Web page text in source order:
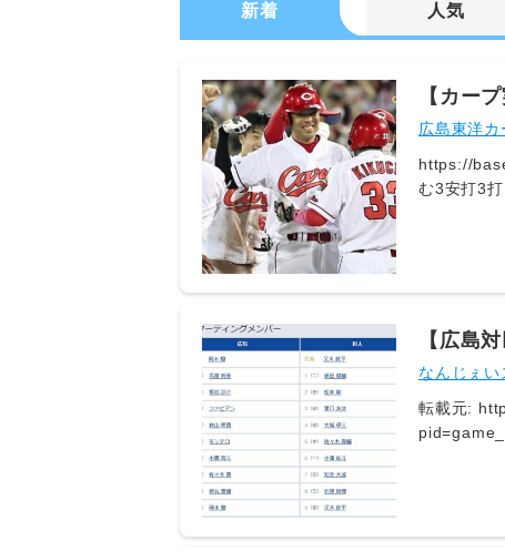
新着 人気
【カー
広島東洋
https://baseballking.jp/
む3安打3
果たせる
【広島
なんじぇ
転載元: